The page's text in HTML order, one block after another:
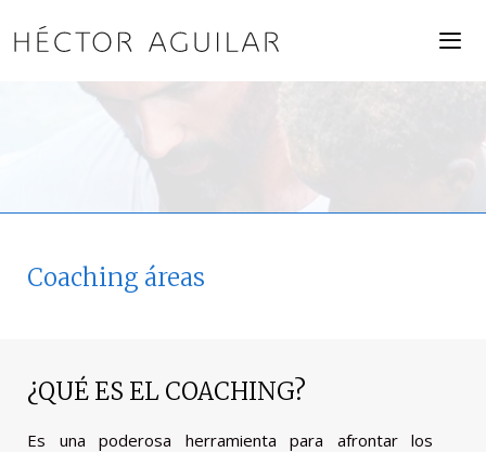
Coaching áreas
¿QUÉ ES EL COACHING?
Es una poderosa herramienta para afrontar los